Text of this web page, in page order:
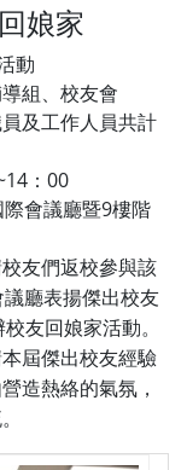
娘家
動
組、校友會
及工作人員共計
：00
會議廳暨9樓階
友們返校參與該
廳表揚傑出校友
友回娘家活動。
屆傑出校友經驗
造熱絡的氣氛，